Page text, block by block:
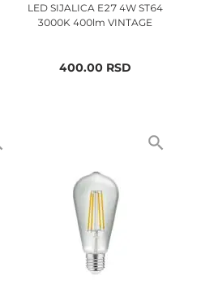
LED SIJALICA E27 4W ST64
3000K 400lm VINTAGE
400.00RSD